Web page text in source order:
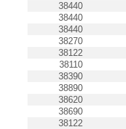
38440
38440
38440
38270
38122
38110
38390
38890
38620
38690
38122